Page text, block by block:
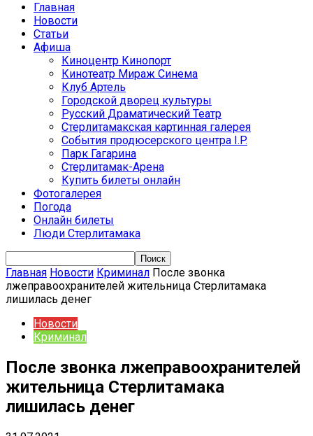
Главная
Новости
Статьи
Афиша
Киноцентр Кинопорт
Кинотеатр Мираж Синема
Клуб Артель
Городской дворец культуры
Русский Драматический Театр
Стерлитамакская картинная галерея
События продюсерского центра I.P.
Парк Гагарина
Стерлитамак-Арена
Купить билеты онлайн
Фотогалерея
Погода
Онлайн билеты
Люди Стерлитамака
Главная Новости Криминал После звонка
лжеправоохранителей жительница Стерлитамака
лишилась денег
Новости
Криминал
После звонка лжеправоохранителей
жительница Стерлитамака
лишилась денег